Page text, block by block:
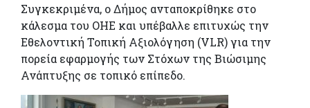
Συγκεκριμένα, ο Δήμος ανταποκρίθηκε στο
κάλεσμα του ΟΗΕ και υπέβαλλε επιτυχώς την
Εθελοντική Τοπική Αξιολόγηση (VLR) για την
πορεία εφαρμογής των Στόχων της Βιώσιμης
Ανάπτυξης σε τοπικό επίπεδο.